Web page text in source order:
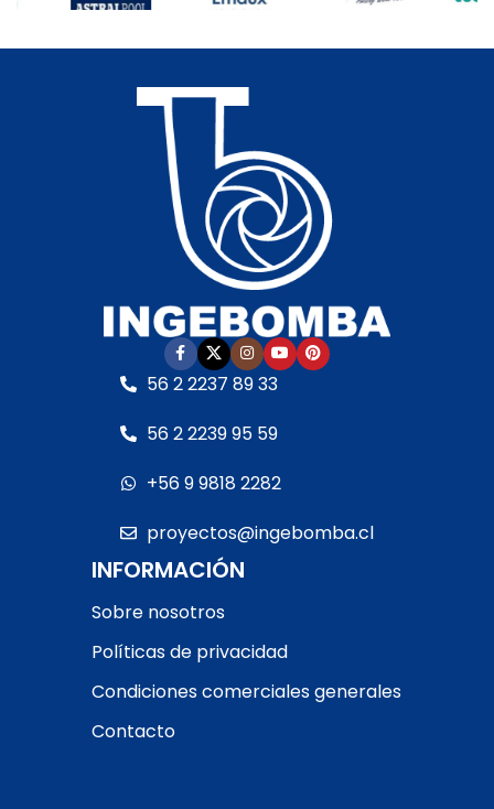
56 2 2237 89 33
56 2 2239 95 59
+56 9 9818 2282
proyectos@ingebomba.cl
INFORMACIÓN
Sobre nosotros
Políticas de privacidad
Condiciones comerciales generales
Contacto